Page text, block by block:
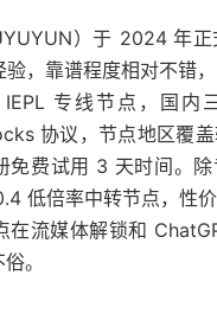
）于 2024 年正
验，靠谱程度相对不错
专线节点，国内
协议，节点地区覆
免费试用 3 天时间。
低倍率中转节点，性
在流媒体解锁和
。